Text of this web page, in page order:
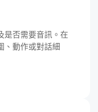
是否需要音訊。在
、動作或對話細